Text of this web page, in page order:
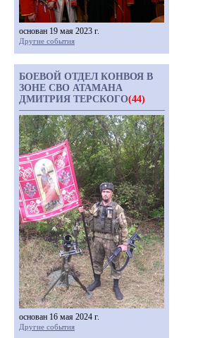
основан 19 мая 2023 г.
Другие события
БОЕВОЙ ОТДЕЛ КОНВОЯ В
ЗОНЕ СВО АТАМАНА
ДМИТРИЯ ТЕРСКОГО(44)
основан 16 мая 2024 г.
Другие события